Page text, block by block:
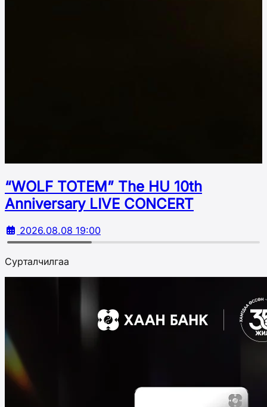
“WOLF TOTEM” The HU 10th
Аnniversary LIVE CONCERT
2026.08.08 19:00
Сурталчилгаа